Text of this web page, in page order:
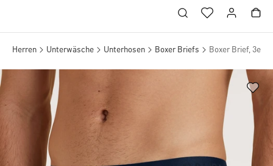
Herren Unterwäsche Unterhosen Boxer Briefs Boxer Brief, 3er-